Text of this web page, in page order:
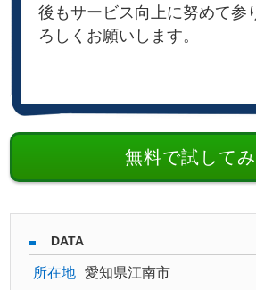
後もサービス向上に努めて参
ろしくお願いします。
無料で試して
DATA
所在地
愛知県江南市